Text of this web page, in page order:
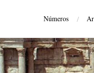
Números /